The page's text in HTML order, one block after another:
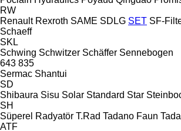
RW
Renault Rexroth SAME SDLG SET SF-
Schaeff
SKL
Schwing Schwitzer Schäffer Sennebogen
643 835
Sermac Shantui
SD
Shibaura Sisu Solar Standard Star
SH
Süperel Radyatör T.Rad Tadano Faun
ATF